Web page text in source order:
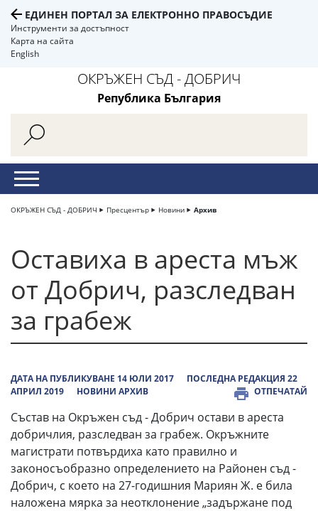
ЕДИНЕН ПОРТАЛ ЗА ЕЛЕКТРОННО ПРАВОСЪДИЕ
Инструменти за достъпност
Карта на сайта
English
ОКРЪЖЕН СЪД - ДОБРИЧ
Република България
ОКРЪЖЕН СЪД - ДОБРИЧ Пресцентър Новини Архив
Оставиха в ареста мъж
от Добрич, разследван
за грабеж
ДАТА НА ПУБЛИКУВАНЕ 14 ЮЛИ 2017
ПОСЛЕДНА РЕДАКЦИЯ 22
АПРИЛ 2019
НОВИНИ АРХИВ ОТПЕЧАТАЙ
Състав на Окръжен съд - Добрич остави в ареста
добричлия, разследван за грабеж. Окръжните
магистрати потвърдиха като правилно и
законосъобразно определението на Районен съд -
Добрич, с което на 27-годишния Мариян Ж. е била
наложена мярка за неотклонение „задържане под